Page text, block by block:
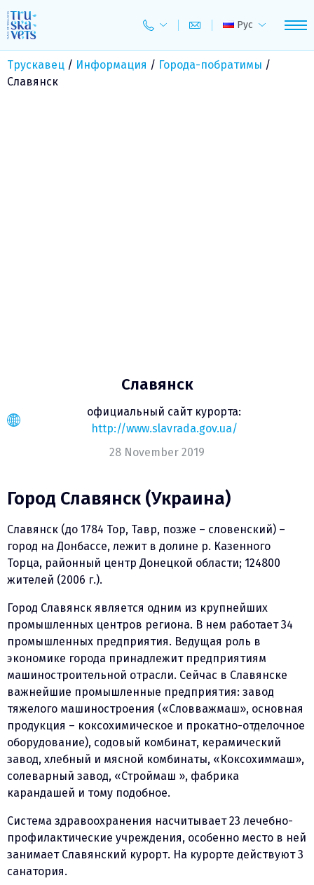
to
content
Рус
Трускавец / Информация / Города-побратимы /
Славянск
Славянск
официальный сайт курорта:
http://www.slavrada.gov.ua/
28 November 2019
Город Славянск (Украина)
Славянск (до 1784 Тор, Тавр, позже – словенский) –
город на Донбассе, лежит в долине р. Казенного
Торца, районный центр Донецкой области; 124800
жителей (2006 г.).
Город Славянск является одним из крупнейших
промышленных центров региона. В нем работает 34
промышленных предприятия. Ведущая роль в
экономике города принадлежит предприятиям
машиностроительной отрасли. Сейчас в Славянске
важнейшие промышленные предприятия: завод
тяжелого машиностроения («Словважмаш», основная
продукция – коксохимическое и прокатно-отделочное
оборудование), содовый комбинат, керамический
завод, хлебный и мясной комбинаты, «Коксохиммаш»,
солеварный завод, «Строймаш », фабрика
карандашей и тому подобное.
Система здравоохранения насчитывает 23 лечебно-
профилактические учреждения, особенно место в ней
занимает Славянский курорт. На курорте действуют 3
санатория.